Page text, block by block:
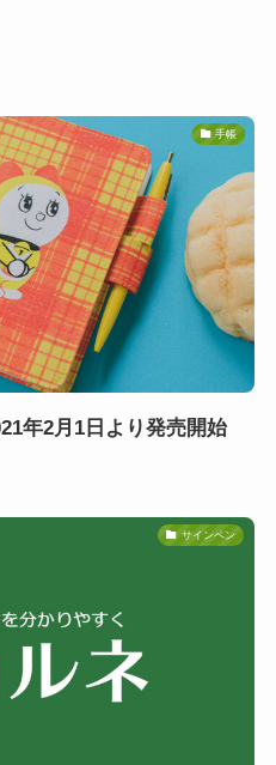
手帳
年2月1日より発売開始
サインペン